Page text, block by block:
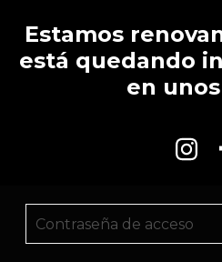
Estamos
está quedando
en